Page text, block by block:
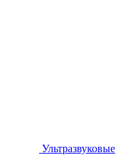
Ультразвуковые